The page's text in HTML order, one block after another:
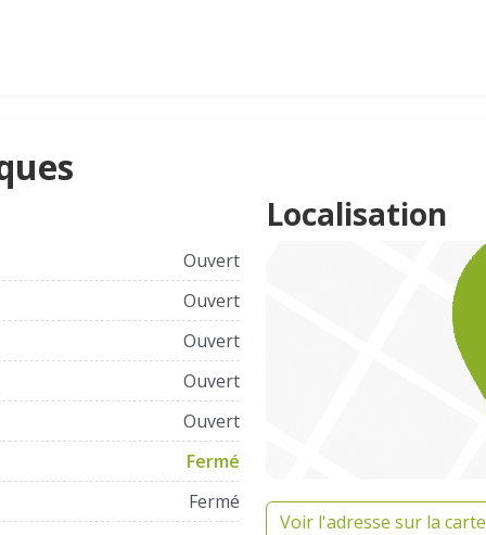
Ouvert
Ouvert
Ouvert
Ouvert
Ouvert
Fermé
Fermé
Localisation
Voir l'adresse sur la carte